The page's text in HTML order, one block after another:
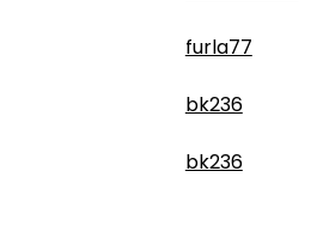
furla77
bk236
bk236